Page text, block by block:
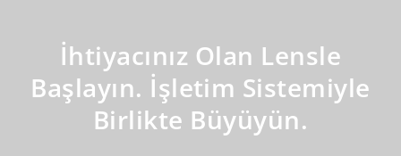
İhtiyacınız Olan Lensle
Başlayın. İşletim Sistemiyle
Birlikte Büyüyün.